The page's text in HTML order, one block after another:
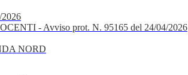
- Avviso prot. N. 95165 del 24/04/2026
NORD